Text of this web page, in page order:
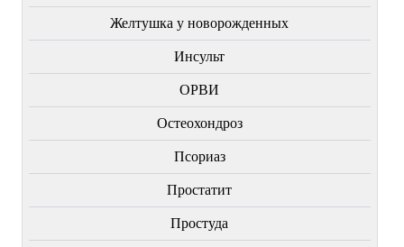
Желтушка у новорожденных
Инсульт
ОРВИ
Остеохондроз
Пcориаз
Простатит
Простуда